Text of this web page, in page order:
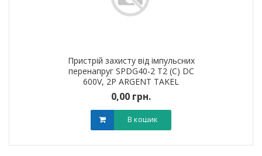
Пристрій захисту від імпульсних
перенапруг SPDG40-2 T2 (C) DC
600V, 2Р ARGENT TAKEL
0,00 грн.
В кошик